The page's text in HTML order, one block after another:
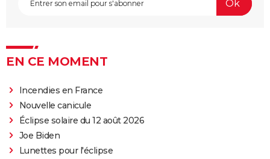
EN CE MOMENT
Incendies en France
Nouvelle canicule
Éclipse solaire du 12 août 2026
Joe Biden
Lunettes pour l'éclipse